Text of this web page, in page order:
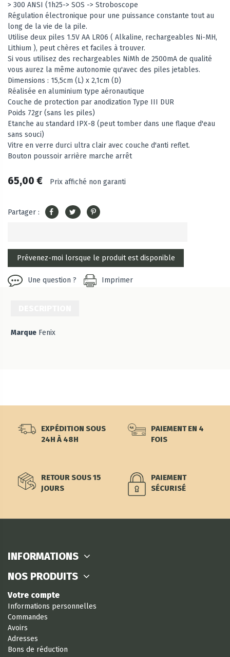
> 300 ANSI (1h25-> SOS -> Stroboscope
Régulation électronique pour une puissance constante tout au
long de la vie de la pile.
Utilise deux piles 1.5V AA LR06 ( Alkaline, rechargeables Ni-MH,
Lithium ), peut chères et faciles à trouver.
Si vous utilisez des rechargeables NiMh de 2500mA de qualité
vous aurez la même autonomie qu'avec des piles jetables.
Dimensions : 15,5cm (L) x 2,1cm (D)
Réalisée en aluminium type aéronautique
Couche de protection par anodization Type III DUR
Poids 72gr (sans les piles)
Etanche au standard IPX-8 (peut tomber dans une flaque d'eau
sans souci)
Vitre en verre durci ultra clair avec couche d'anti reflet.
Bouton poussoir arrière marche arrêt
65,00 € Prix affiché non garanti
Partager :
Une question ? Imprimer
Marque Fenix
EXPÉDITION SOUS
24H À 48H
PAIEMENT EN 4
FOIS
RETOUR SOUS 15
JOURS
PAIEMENT
SÉCURISÉ
INFORMATIONS
NOS PRODUITS
Votre compte
Informations personnelles
Commandes
Avoirs
Adresses
Bons de réduction